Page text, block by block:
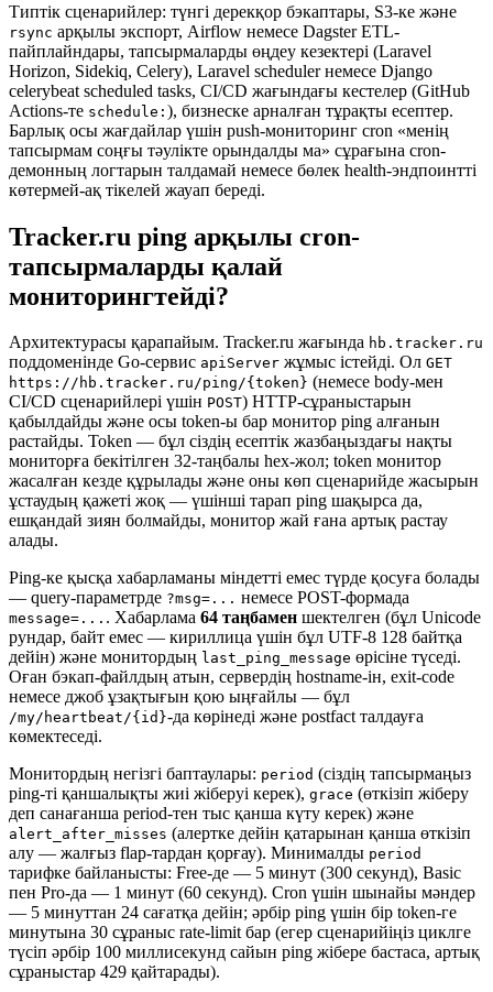
Типтік сценарийлер: түнгі дерекқор бэкаптары, S3-ке және
rsync арқылы экспорт, Airflow немесе Dagster ETL-
пайплайндары, тапсырмаларды өңдеу кезектері (Laravel
Horizon, Sidekiq, Celery), Laravel scheduler немесе Django
celerybeat scheduled tasks, CI/CD жағындағы кестелер (GitHub
Actions-те schedule: ), бизнеске арналған тұрақты есептер.
Барлық осы жағдайлар үшін push-мониторинг cron «менің
тапсырмам соңғы тәулікте орындалды ма» сұрағына cron-
демонның логтарын талдамай немесе бөлек health-эндпоинтті
көтермей-ақ тікелей жауап береді.
Tracker.ru ping арқылы cron-
тапсырмаларды қалай
мониторингтейді?
Архитектурасы қарапайым. Tracker.ru жағында hb.tracker.ru
поддоменінде Go-сервис apiServer жұмыс істейді. Ол GET
https://hb.tracker.ru/ping/{token} (немесе body-мен
CI/CD сценарийлері үшін POST) HTTP-сұраныстарын
қабылдайды және осы token-ы бар монитор ping алғанын
растайды. Token — бұл сіздің есептік жазбаңыздағы нақты
мониторға бекітілген 32-таңбалы hex-жол; token монитор
жасалған кезде құрылады және оны көп сценарийде жасырын
ұстаудың қажеті жоқ — үшінші тарап ping шақырса да,
ешқандай зиян болмайды, монитор жай ғана артық растау
алады.
Ping-ке қысқа хабарламаны міндетті емес түрде қосуға болады
— query-параметрде ?msg=... немесе POST-формада
message=... . Хабарлама 64 таңбамен шектелген (бұл Unicode
рундар, байт емес — кириллица үшін бұл UTF-8 128 байтқа
дейін) және монитордың last_ping_message өрісіне түседі.
Оған бэкап-файлдың атын, сервердің hostname-ін, exit-code
немесе джоб ұзақтығын қою ыңғайлы — бұл
/my/heartbeat/{id}-да көрінеді және postfact талдауға
көмектеседі.
Монитордың негізгі баптаулары: period (сіздің тапсырмаңыз
ping-ті қаншалықты жиі жіберуі керек), grace (өткізіп жіберу
деп санағанша period-тен тыс қанша күту керек) және
alert_after_misses (алертке дейін қатарынан қанша өткізіп
алу — жалғыз flap-тардан қорғау). Минималды period
тарифке байланысты: Free-де — 5 минут (300 секунд), Basic
пен Pro-да — 1 минут (60 секунд). Cron үшін шынайы мәндер
— 5 минуттан 24 сағатқа дейін; әрбір ping үшін бір token-ге
минутына 30 сұраныс rate-limit бар (егер сценарийіңіз циклге
түсіп әрбір 100 миллисекунд сайын ping жібере бастаса, артық
сұраныстар 429 қайтарады).